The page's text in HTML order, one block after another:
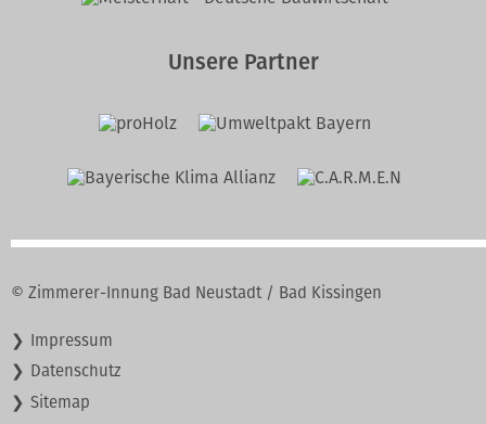
Unsere Partner
© Zimmerer-Innung Bad Neustadt / Bad Kissingen
Navigation
überspringen
Impressum
Datenschutz
Sitemap